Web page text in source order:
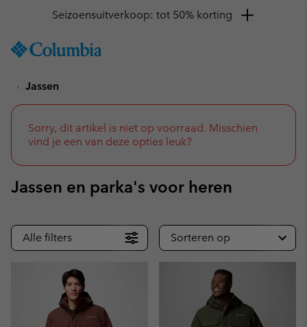
TO
SKIP
NAV
TO
Krijg 10% korting
Jassen
Sorry, dit artikel is niet op voorraad. Misschien
vind je een van deze opties leuk?
Jassen en parka's voor heren
Alle filters Sorteren op